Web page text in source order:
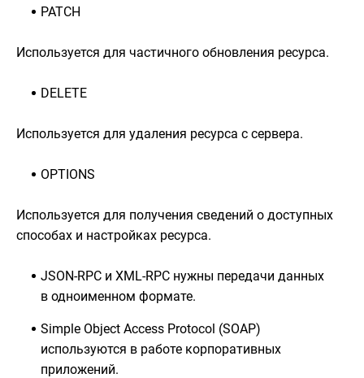
PATCH
Используется для частичного обновления ресурса.
DELETE
Используется для удаления ресурса с сервера.
OPTIONS
Используется для получения сведений о доступных
способах и настройках ресурса.
JSON-RPC и XML-RPC нужны передачи данных
в одноименном формате.
Simple Object Access Protocol (SOAP)
используются в работе корпоративных
приложений.